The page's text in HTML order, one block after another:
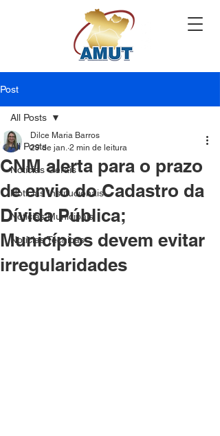
Post
All Posts
Notícias Gerais
Notícias Institucionais
Notícias Municipais
Notícias Técnicas
All Posts
CNM alerta para o prazo
de envio do Cadastro da
Dívida Pública;
Municípios devem evitar
irregularidades
Dilce Maria Barros
29 de jan. 2 min de leitura